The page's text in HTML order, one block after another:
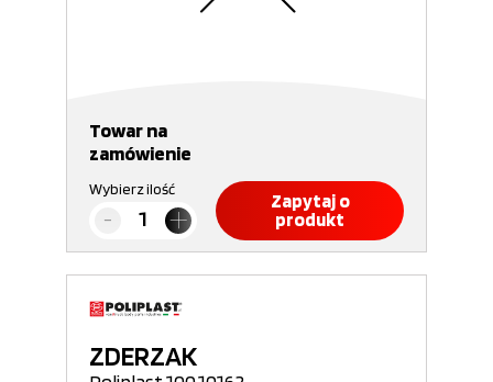
Towar na
zamówienie
Wybierz ilość
Zapytaj o
produkt
ZDERZAK